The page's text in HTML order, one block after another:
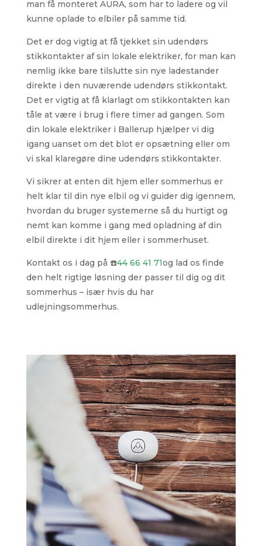
man få monteret AURA, som har to ladere og vil
kunne oplade to elbiler på samme tid.
Det er dog vigtig at få tjekket sin udendørs
stikkontakter af sin lokale elektriker, for man kan
nemlig ikke bare tilslutte sin nye ladestander
direkte i den nuværende udendørs stikkontakt.
Det er vigtig at få klarlagt om stikkontakten kan
tåle at være i brug i flere timer ad gangen. Som
din lokale elektriker i Ballerup hjælper vi dig
igang uanset om det blot er opsætning eller om
vi skal klaregøre dine udendørs stikkontakter.
Vi sikrer at enten dit hjem eller sommerhus er
helt klar til din nye elbil og vi guider dig igennem,
hvordan du bruger systemerne så du hurtigt og
nemt kan komme i gang med opladning af din
elbil direkte i dit hjem eller i sommerhuset.
Kontakt os i dag på ☎️44 66 41 71og lad os finde
den helt rigtige løsning der passer til dig og dit
sommerhus – især hvis du har
udlejningsommerhus.